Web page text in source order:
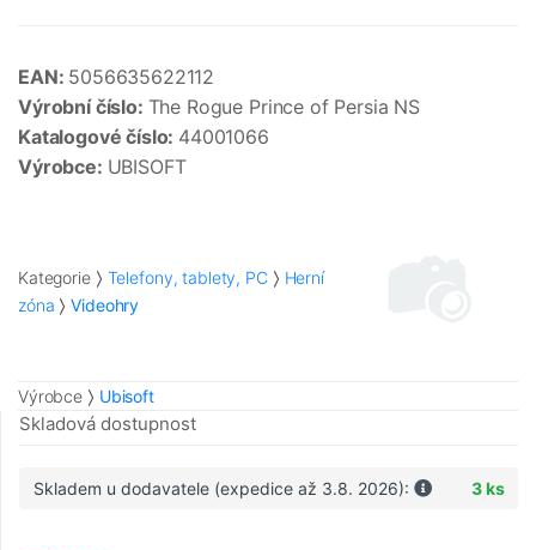
EAN: 5056635622112
Výrobní číslo: The Rogue Prince of Persia NS
Katalogové číslo: 44001066
Výrobce: UBISOFT
Kategorie Telefony, tablety, PC
Herní
zóna
Videohry
Výrobce Ubisoft
Skladová dostupnost
Skladem u dodavatele (expedice až 3.8. 2026): 3 ks